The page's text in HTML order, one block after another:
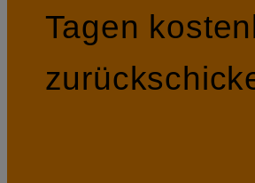
Tagen